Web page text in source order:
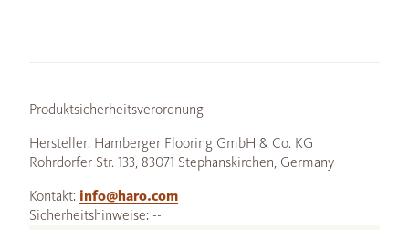
Produktsicherheitsverordnung
Hersteller: Hamberger Flooring GmbH & Co. KG
Rohrdorfer Str. 133, 83071 Stephanskirchen, Germany
Kontakt: info@haro.com
Sicherheitshinweise: --